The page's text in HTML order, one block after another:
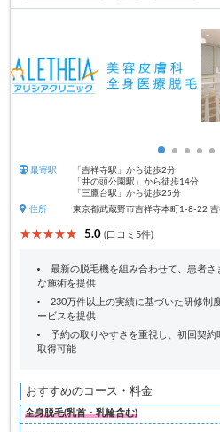
最寄駅
「吉祥寺駅」から徒歩2分
「井の頭公園駅」から徒歩14分
「三鷹台駅」から徒歩25分
住所
東京都武蔵野市吉祥寺本町1-8-22
5.0 (口コミ5件)
最新の脱毛機を組み合わせて、患者
な施術を提供
230万件以上の実績に基づいた研修制
ービスを提供
予約の取りやすさを重視し、初回契
取得可能
おすすめのコース・料金
全身脱毛(乳首・乳輪含む)